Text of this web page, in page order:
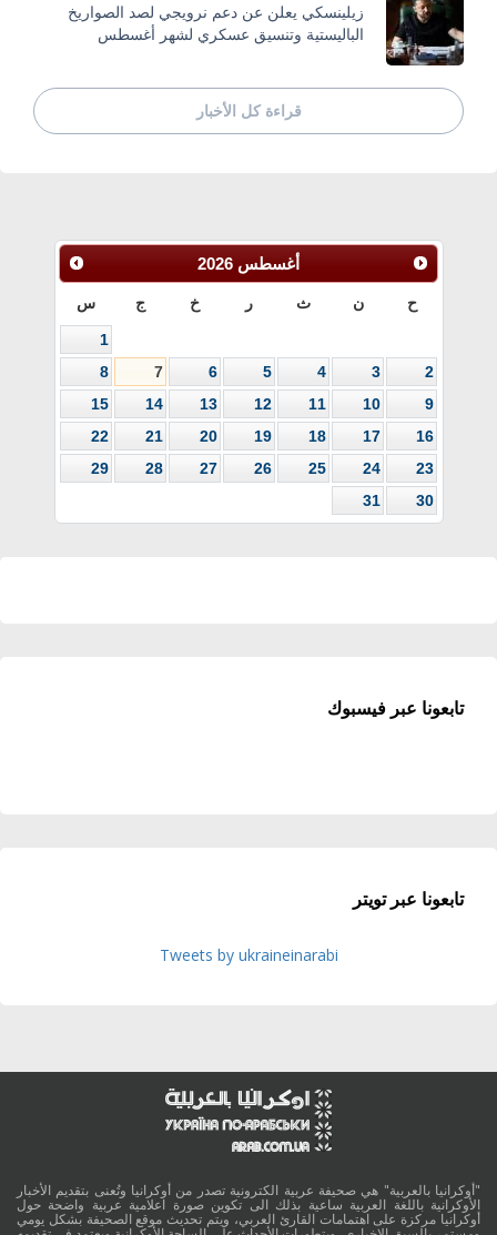
زيلينسكي يعلن عن دعم نرويجي لصد الصواريخ
الباليستية وتنسيق عسكري لشهر أغسطس
قراءة كل الأخبار
أغسطس 2026
ح ن ث ر خ ج س
1
2
3
4
5
6
7
8
9
10
11
12
13
14
15
16
17
18
19
20
21
22
23
24
25
26
27
28
29
30
31
تابعونا عبر فيسبوك
تابعونا عبر تويتر
Tweets by ukraineinarabi
"أوكرانيا بالعربية" هي صحيفة عربية الكترونية تصدر من أوكرانيا وتُعنى بتقديم الأخبار
الأوكرانية باللغة العربية ساعية بذلك الى تكوين صورة اعلامية عربية واضحة حول
أوكرانيا مركزة على اهتمامات القارئ العربي، ويتم تحديث موقع الصحيفة بشكل يومي